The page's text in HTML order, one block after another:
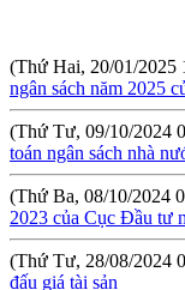
ngân sách năm 2025
(Thứ Tư, 09/10/2024
toán ngân sách nhà
(Thứ Ba, 08/10/2024
2023 của Cục Đầu tư
(Thứ Tư, 28/08/2024
đấu giá tài sản